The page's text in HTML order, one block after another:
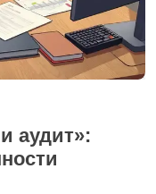
аудит»: